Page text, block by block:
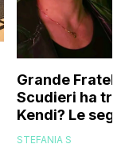
Grande
Scudieri ha
Kendi? Le
replica dell’ex
STEFANIA S